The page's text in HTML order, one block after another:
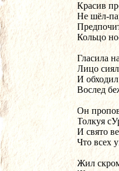
Красив
Не шёл-
Кольцо
Гласила
Лицо
И
Вослед
Он
Толкуя
И свято
Что всех
Жил